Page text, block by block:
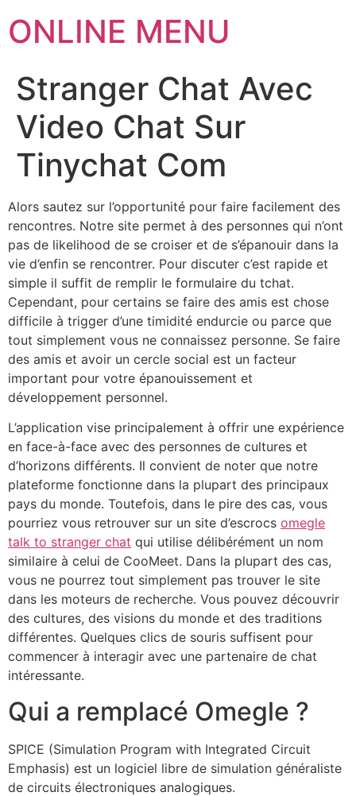
ONLINE MENU
Stranger Chat Avec
Video Chat Sur
Tinychat Com
Alors sautez sur l’opportunité pour faire facilement des
rencontres. Notre site permet à des personnes qui n’ont
pas de likelihood de se croiser et de s’épanouir dans la
vie d’enfin se rencontrer. Pour discuter c’est rapide et
simple il suffit de remplir le formulaire du tchat.
Cependant, pour certains se faire des amis est chose
difficile à trigger d’une timidité endurcie ou parce que
tout simplement vous ne connaissez personne. Se faire
des amis et avoir un cercle social est un facteur
important pour votre épanouissement et
développement personnel.
L’application vise principalement à offrir une expérience
en face-à-face avec des personnes de cultures et
d’horizons différents. Il convient de noter que notre
plateforme fonctionne dans la plupart des principaux
pays du monde. Toutefois, dans le pire des cas, vous
pourriez vous retrouver sur un site d’escrocs omegle
talk to stranger chat qui utilise délibérément un nom
similaire à celui de CooMeet. Dans la plupart des cas,
vous ne pourrez tout simplement pas trouver le site
dans les moteurs de recherche. Vous pouvez découvrir
des cultures, des visions du monde et des traditions
différentes. Quelques clics de souris suffisent pour
commencer à interagir avec une partenaire de chat
intéressante.
Qui a remplacé Omegle ?
SPICE (Simulation Program with Integrated Circuit
Emphasis) est un logiciel libre de simulation généraliste
de circuits électroniques analogiques.